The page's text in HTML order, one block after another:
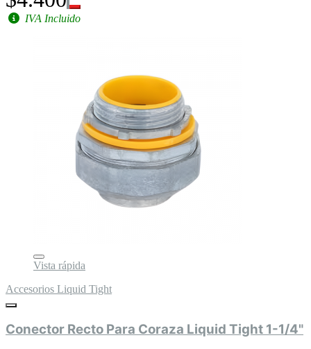
IVA Incluido
Vista rápida
Accesorios Liquid Tight
Conector Recto Para Coraza Liquid Tight 1-1/4"